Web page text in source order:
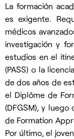
La formación
es exigente.
médicos
investigación y
estudios en el
(PASS) o la
de dos años de
el Diplôme de
(DFGSM), y
de Formation
Por último, el